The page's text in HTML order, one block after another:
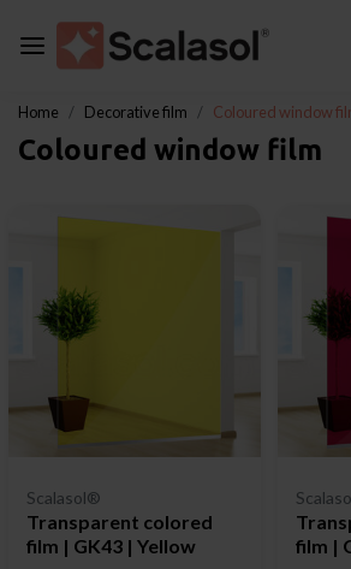
Home Decorative film Coloured window
Coloured window film
Scalasol®
Transparent colored
film | GK43 | Yellow
film |